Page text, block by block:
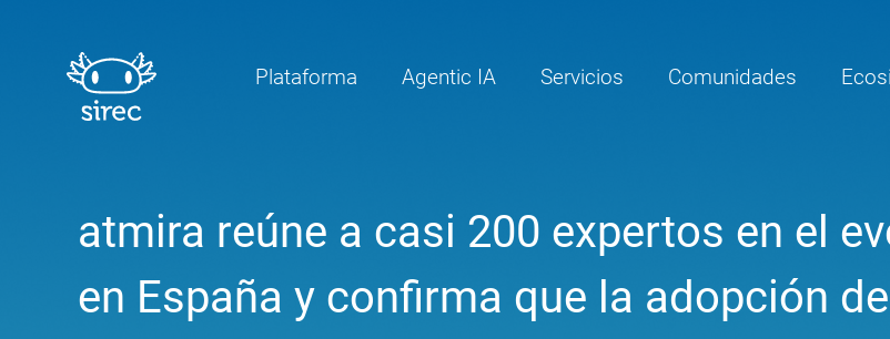
Plataforma Agentic IA Servicios Comunidades
atmira reúne a casi 200 expertos en el
en España y confirma que la adopción